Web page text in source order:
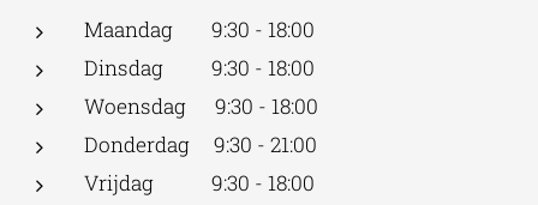
Maandag 9:30 - 18:00
Dinsdag 9:30 - 18:00
Woensdag 9:30 - 18:00
Donderdag 9:30 - 21:00
Vrijdag 9:30 - 18:00